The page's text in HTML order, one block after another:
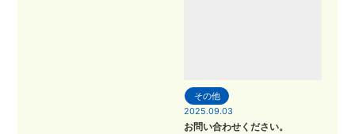
その他
2025.09.03
お問い合わせください。